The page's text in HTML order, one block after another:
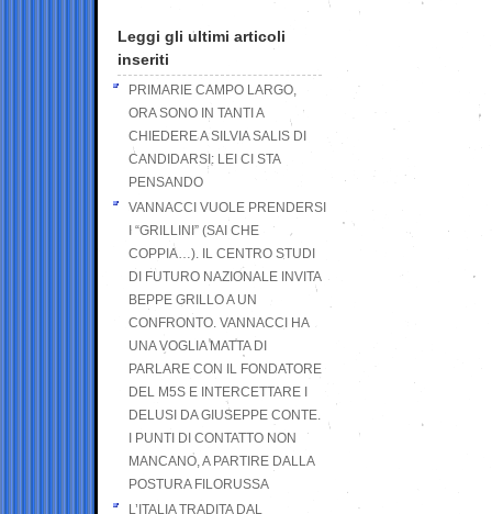
Leggi gli ultimi articoli
inseriti
PRIMARIE CAMPO LARGO,
ORA SONO IN TANTI A
CHIEDERE A SILVIA SALIS DI
CANDIDARSI: LEI CI STA
PENSANDO
VANNACCI VUOLE PRENDERSI
I “GRILLINI” (SAI CHE
COPPIA…). IL CENTRO STUDI
DI FUTURO NAZIONALE INVITA
BEPPE GRILLO A UN
CONFRONTO. VANNACCI HA
UNA VOGLIA MATTA DI
PARLARE CON IL FONDATORE
DEL M5S E INTERCETTARE I
DELUSI DA GIUSEPPE CONTE.
I PUNTI DI CONTATTO NON
MANCANO, A PARTIRE DALLA
POSTURA FILORUSSA
L’ITALIA TRADITA DAL